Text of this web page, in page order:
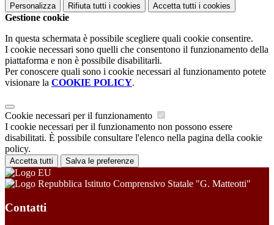
Personalizza Rifiuta tutti i cookies Accetta tutti i cookies
Gestione cookie
In questa schermata è possibile scegliere quali cookie consentire.
I cookie necessari sono quelli che consentono il funzionamento della
piattaforma e non è possibile disabilitarli.
Per conoscere quali sono i cookie necessari al funzionamento potete
visionare la COOKIE POLICY.
Cookie necessari per il funzionamento
I cookie necessari per il funzionamento non possono essere
disabilitati. È possibile consultare l'elenco nella pagina della cookie
policy.
Accetta tutti Salva le preferenze
Istituto Comprensivo Statale "G. Matteotti"
Contatti